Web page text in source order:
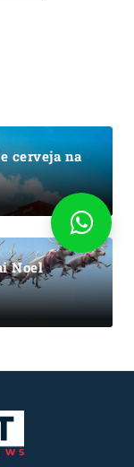
cerveja na
Noel